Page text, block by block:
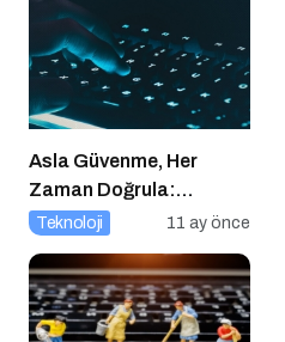
Asla Güvenme, Her
Zaman Doğrula:
Şirketler İçin Parola
Teknoloji 11 ay önce